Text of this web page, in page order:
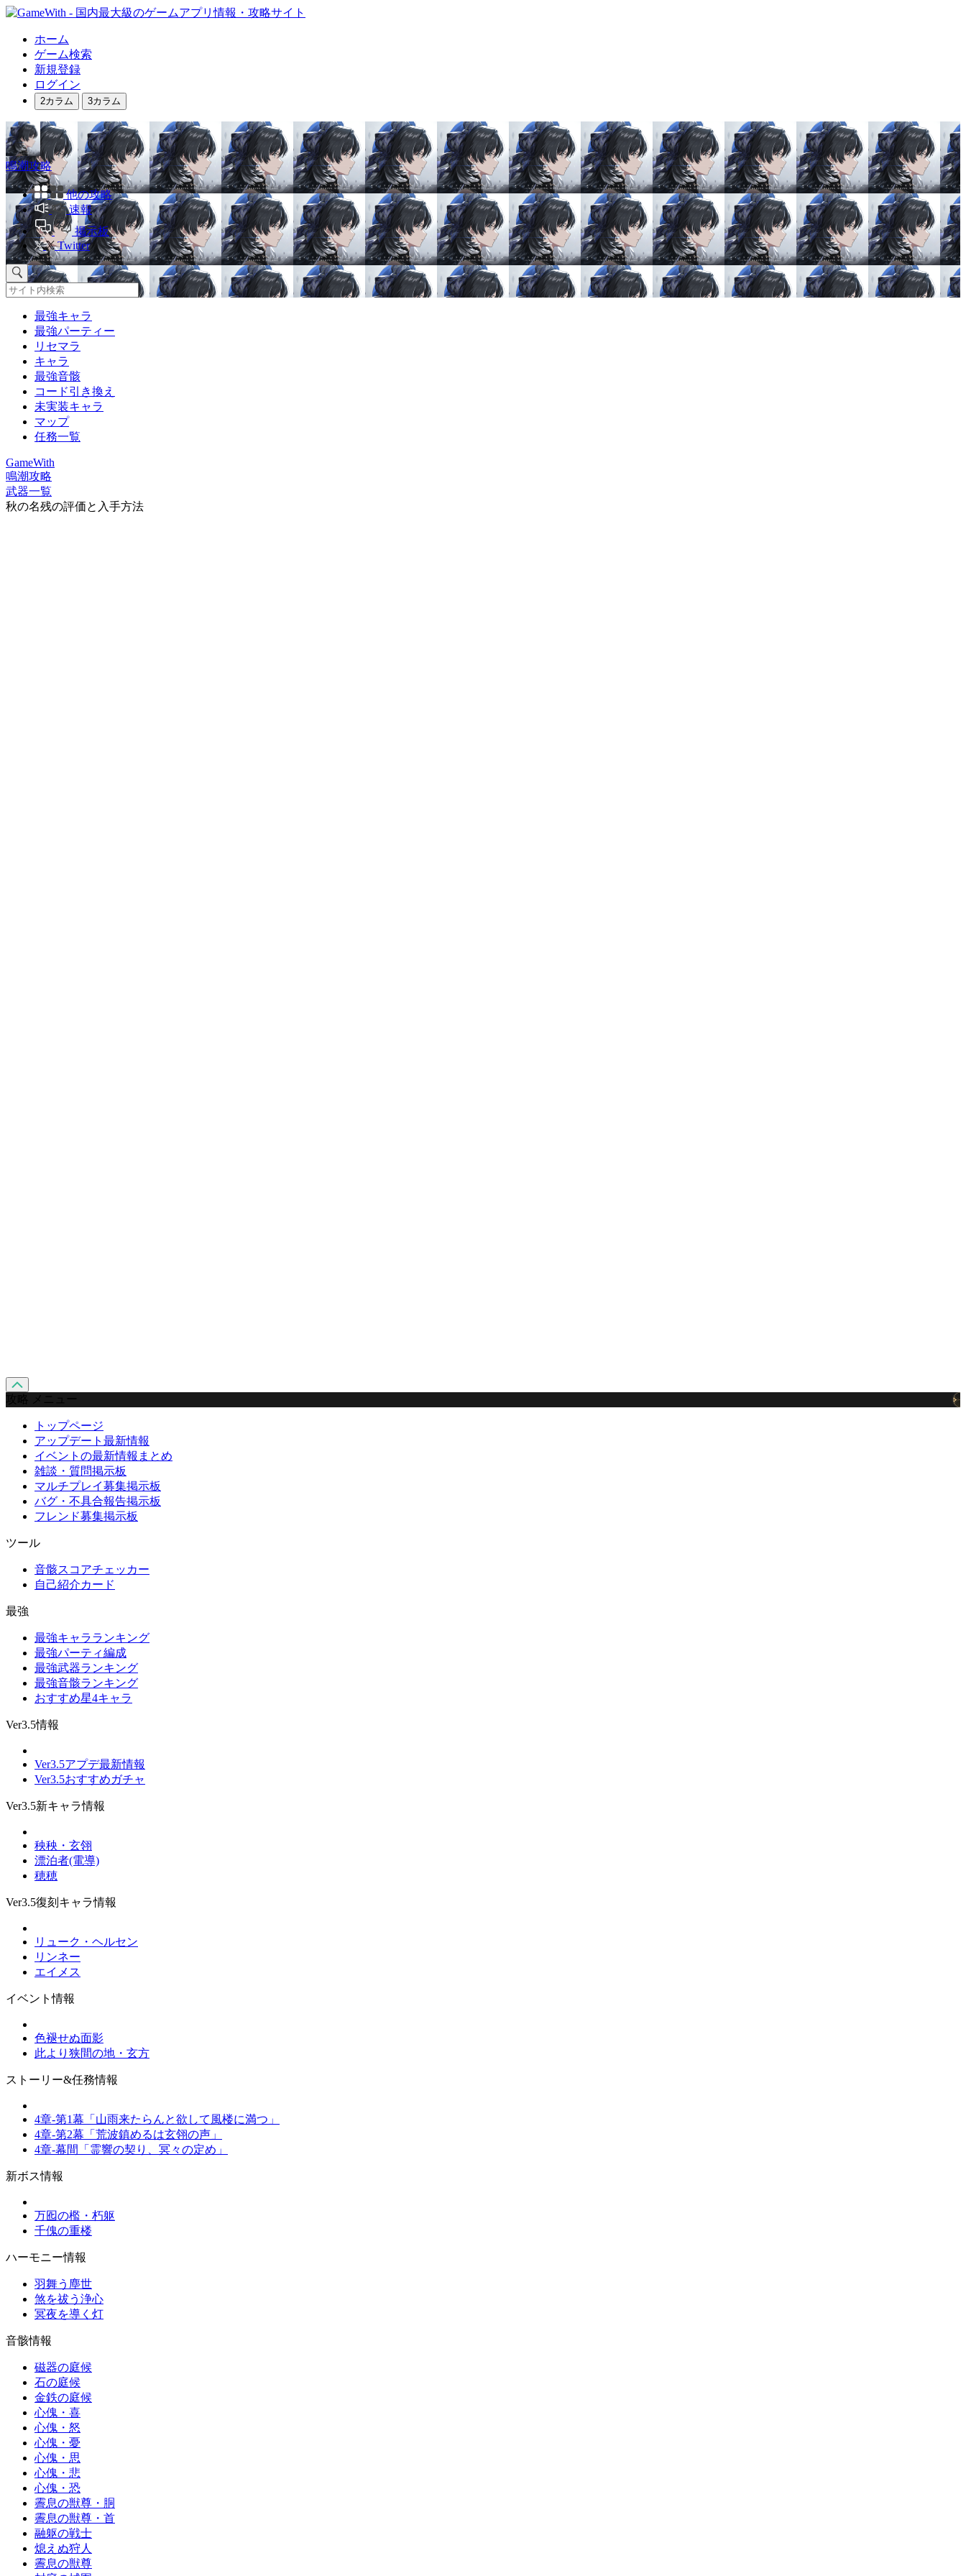
ホーム
ゲーム検索
新規登録
ログイン
2カラム 3カラム
鳴潮攻略
他の攻略
速報
掲示板
Twitter
最強キャラ
最強パーティー
リセマラ
キャラ
最強音骸
コード引き換え
未実装キャラ
マップ
任務一覧
GameWith
鳴潮攻略
武器一覧
秋の名残の評価と入手方法
攻略 メニュー
トップページ
アップデート最新情報
イベントの最新情報まとめ
雑談・質問掲示板
マルチプレイ募集掲示板
バグ・不具合報告掲示板
フレンド募集掲示板
ツール
音骸スコアチェッカー
自己紹介カード
最強
最強キャラランキング
最強パーティ編成
最強武器ランキング
最強音骸ランキング
おすすめ星4キャラ
Ver3.5情報
Ver3.5アプデ最新情報
Ver3.5おすすめガチャ
Ver3.5新キャラ情報
秧秧・玄翎
漂泊者(電導)
穂穂
Ver3.5復刻キャラ情報
リューク・ヘルセン
リンネー
エイメス
イベント情報
色褪せぬ面影
此より狭間の地・玄方
ストーリー&任務情報
4章-第1幕「山雨来たらんと欲して風楼に満つ」
4章-第2幕「荒波鎮めるは玄翎の声」
4章-幕間「霊響の契り、冥々の定め」
新ボス情報
万囮の檻・朽躯
千傀の重楼
ハーモニー情報
羽舞う塵世
煞を祓う浄心
冥夜を導く灯
音骸情報
磁器の庭候
石の庭候
金鉄の庭候
心傀・喜
心傀・怒
心傀・憂
心傀・思
心傀・悲
心傀・恐
霽息の獣尊・胴
霽息の獣尊・首
融躯の戦士
熄えぬ狩人
霽息の獣尊